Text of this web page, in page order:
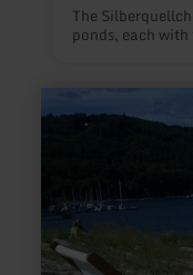
The
ponds, each
more